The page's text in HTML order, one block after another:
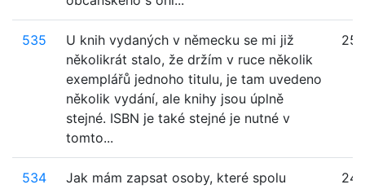
535
U knih vydaných v německu se mi již
několikrát stalo, že držím v ruce několik
exemplářů jednoho titulu, je tam uvedeno
několik vydání, ale knihy jsou úplně
stejné. ISBN je také stejné je nutné v
tomto...
250
534
Jak mám zapsat osoby, které spolu